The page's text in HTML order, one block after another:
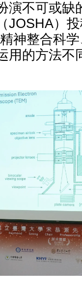
演不可或缺
JOSHA）
神整合科
用的方法不